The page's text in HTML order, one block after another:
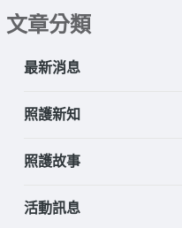
文章分類
最新消息
照護新知
照護故事
活動訊息